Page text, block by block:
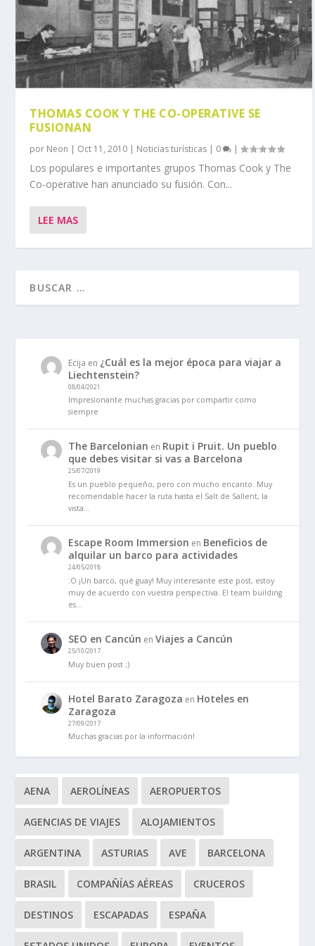
THOMAS COOK Y THE CO-OPERATIVE SE
FUSIONAN
por Neon | Oct 11, 2010 | Noticias turísticas | 0 |
Los populares e importantes grupos Thomas Cook y The
Co-operative han anunciado su fusión. Con...
LEE MAS
Ecija en ¿Cuál es la mejor época para viajar a
Liechtenstein?
08/04/2021
Impresionante muchas gracias por compartir como
siempre
The Barcelonian en Rupit i Pruit. Un pueblo
que debes visitar si vas a Barcelona
25/07/2019
Es un pueblo pequeño, pero con mucho encanto. Muy
recomendable hacer la ruta hasta el Salt de Sallent, la
vista…
Escape Room Immersion en Beneficios de
alquilar un barco para actividades
24/05/2018
:O ¡Un barco, qué guay! Muy interesante este post, estoy
muy de acuerdo con vuestra perspectiva. El team building
es…
SEO en Cancún enViajes a Cancún
25/10/2017
Muy buen post ;)
Hotel Barato Zaragoza en Hoteles en
Zaragoza
27/09/2017
Muchas gracias por la información!
AENA AEROLÍNEAS AEROPUERTOS
AGENCIAS DE VIAJES ALOJAMIENTOS
ARGENTINA ASTURIAS AVE BARCELONA
BRASIL COMPAÑÍAS AÉREAS CRUCEROS
DESTINOS ESCAPADAS ESPAÑA